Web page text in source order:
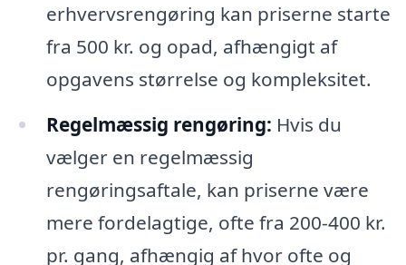
erhvervsrengøring kan priserne starte
fra 500 kr. og opad, afhængigt af
opgavens størrelse og kompleksitet.
Regelmæssig rengøring: Hvis du
vælger en regelmæssig
rengøringsaftale, kan priserne være
mere fordelagtige, ofte fra 200-400 kr.
pr. gang, afhængig af hvor ofte og